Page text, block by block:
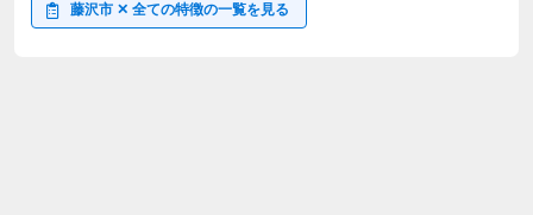
藤沢市 ✕ 全ての特徴の一覧を見る